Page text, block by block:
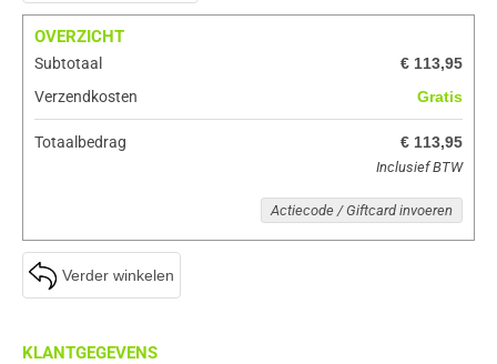
Verder winkelen
OVERZICHT
Subtotaal
€ 113,95
Verzendkosten
Gratis
Totaalbedrag € 113,95
Inclusief BTW
Actiecode / Giftcard invoeren
KLANTGEGEVENS